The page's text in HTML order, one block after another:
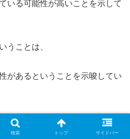
いる可能性が高いことを示して
うことは、
があるということを示唆してい
収入にも影響を与えます。
検索 トップ サイドバー